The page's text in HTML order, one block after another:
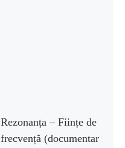
Rezonanța – Ființe de
frecvență (documentar